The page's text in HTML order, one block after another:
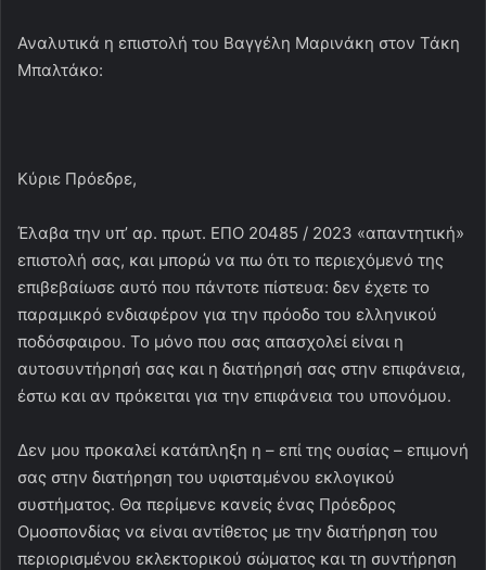
Αναλυτικά η επιστολή του Βαγγέλη Μαρινάκη στον Τάκη
Μπαλτάκο:
Κύριε Πρόεδρε,
Έλαβα την υπ’ αρ. πρωτ. ΕΠΟ 20485 / 2023 «απαντητική»
επιστολή σας, και μπορώ να πω ότι το περιεχόμενό της
επιβεβαίωσε αυτό που πάντοτε πίστευα: δεν έχετε το
παραμικρό ενδιαφέρον για την πρόοδο του ελληνικού
ποδόσφαιρου. Το μόνο που σας απασχολεί είναι η
αυτοσυντήρησή σας και η διατήρησή σας στην επιφάνεια,
έστω και αν πρόκειται για την επιφάνεια του υπονόμου.
Δεν μου προκαλεί κατάπληξη η – επί της ουσίας – επιμονή
σας στην διατήρηση του υφισταμένου εκλογικού
συστήματος. Θα περίμενε κανείς ένας Πρόεδρος
Ομοσπονδίας να είναι αντίθετος με την διατήρηση του
περιορισμένου εκλεκτορικού σώματος και τη συντήρηση